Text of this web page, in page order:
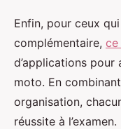
Enfin, pour ceux
complémentaire,
d’applications
moto. En
organisation,
réussite à l’examen.